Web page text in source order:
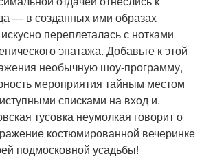
— в созданных ими образах
переплеталась с нотками
эпатажа. Добавьте к этой
необычную шоу-программу,
мероприятия тайным местом
списками на вход и.
тусовка неумолкая говорит о
костюмированной вечеринке
подмосковной усадьбы!